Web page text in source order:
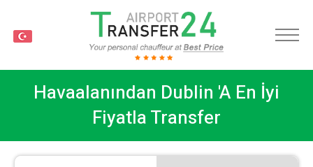
Havaalanından Dublin 'a En İyi
Fiyatla Transfer